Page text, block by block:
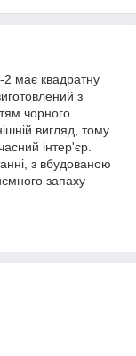
має квадратну
з
чорного
вигляд, тому
інтер'єр.
з вбудованою
запаху